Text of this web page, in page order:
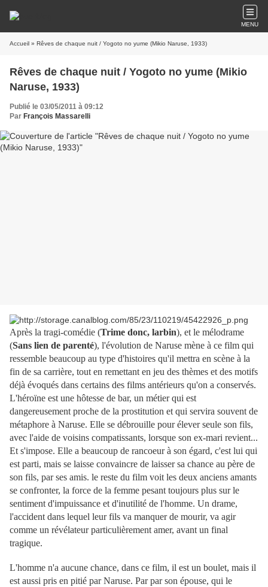
MENU
Accueil » Rêves de chaque nuit / Yogoto no yume (Mikio Naruse, 1933)
Rêves de chaque nuit / Yogoto no yume (Mikio
Naruse, 1933)
Publié le 03/05/2011 à 09:12
Par François Massarelli
Après la tragi-comédie (Trime donc, larbin), et le mélodrame
(Sans lien de parenté), l'évolution de Naruse mène à ce film qui
ressemble beaucoup au type d'histoires qu'il mettra en scène à la
fin de sa carrière, tout en remettant en jeu des thèmes et des motifs
déjà évoqués dans certains des films antérieurs qu'on a conservés.
L'héroïne est une hôtesse de bar, un métier qui est
dangereusement proche de la prostitution et qui servira souvent de
métaphore à Naruse. Elle se débrouille pour élever seule son fils,
avec l'aide de voisins compatissants, lorsque son ex-mari revient...
Et s'impose. Elle a beaucoup de rancoeur à son égard, c'est lui qui
est parti, mais se laisse convaincre de laisser sa chance au père de
son fils, par ses amis. le reste du film voit les deux anciens amants
se confronter, la force de la femme pesant toujours plus sur le
sentiment d'impuissance et d'inutilité de l'homme. Un drame,
l'accident dans lequel leur fils va manquer de mourir, va agir
comme un révélateur particulièrement amer, avant un final
tragique.
L'homme n'a aucune chance, dans ce film, il est un boulet, mais il
est aussi pris en pitié par Naruse. Par par son épouse, qui le